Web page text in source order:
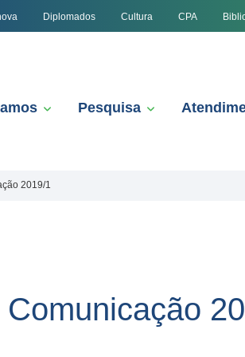
Diplomados Cultura CPA
Pesquisa
2019/1